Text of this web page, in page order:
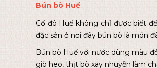
Bún bò Huế
Cố đô Huế không chỉ được biết
đặc sản ở nơi đây bún bò là món
Bún bò Huế với nước dùng màu
giò heo, thịt bò xay nhuyễn làm